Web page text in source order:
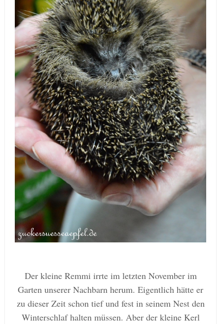
Der kleine Remmi irrte im letzten November im
Garten unserer Nachbarn herum. Eigentlich hätte er
zu dieser Zeit schon tief und fest in seinem Nest den
Winterschlaf halten müssen. Aber der kleine Kerl